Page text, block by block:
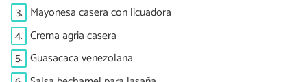
3. Mayonesa casera con licuadora
4. Crema agria casera
5. Guasacaca venezolana